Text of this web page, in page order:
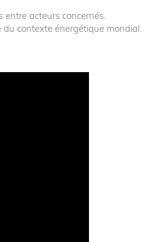
entre acteurs concernés.
du contexte énergétique mondial.